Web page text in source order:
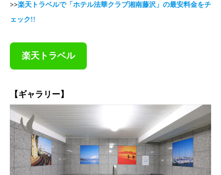
>>楽天トラベルで「ホテル法華クラブ湘南藤沢」の最安料金をチ
ェック!!
楽天トラベル
【ギャラリー】